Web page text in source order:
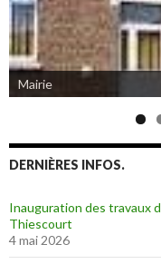
Eglise de Thiescourt
DERNIÈRES INFOS.
Inauguration des travaux
Thiescourt
4 mai 2026